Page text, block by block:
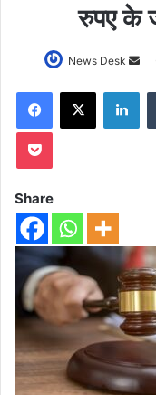
रुपए के
News Desk
Facebook
X
Pocket
Share